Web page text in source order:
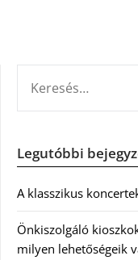
Legutóbbi
A klasszikus
Önkiszolgáló
milyen lehetőségeik